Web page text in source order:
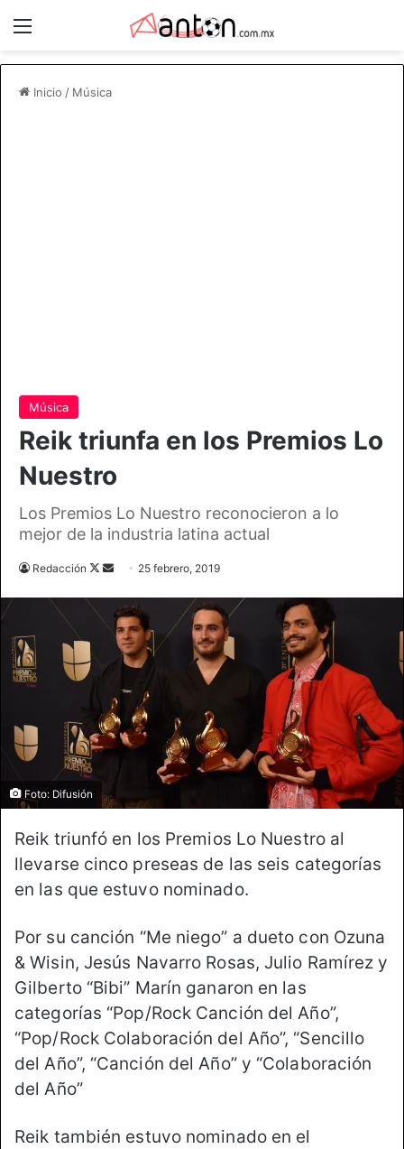
Menú
Inicio / Música
Música
Reik triunfa en los Premios Lo
Nuestro
Los Premios Lo Nuestro reconocieron a lo
mejor de la industria latina actual
Redacción
Follow
Send
email
25 febrero, 2019
Foto: Difusión
Reik triunfó en los Premios Lo Nuestro al
llevarse cinco preseas de las seis categorías
en las que estuvo nominado.
Por su canción “Me niego” a dueto con Ozuna
& Wisin, Jesús Navarro Rosas, Julio Ramírez y
Gilberto “Bibi” Marín ganaron en las
categorías “Pop/Rock Canción del Año”,
“Pop/Rock Colaboración del Año”, “Sencillo
del Año”, “Canción del Año” y “Colaboración
del Año”
Reik también estuvo nominado en el